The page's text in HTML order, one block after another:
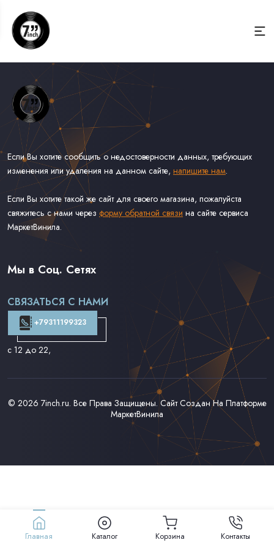
Если Вы хотите сообщить о недостоверности данных, требующих
изменения или удаления на данном сайте, напишите нам.
Если Вы хотите такой же сайт для своего магазина, пожалуйста
свяжитесь с нами через форму обратной связи на сайте сервиса
МаркетВинила.
Весь Каталог Винила на 7''
Рок на 7''
Доставка и Оплата
Контакты
Мы в Соц. Сетях
СВЯЗАТЬСЯ С НАМИ
+79311199323
с 12 до 22,
© 2026 7inch.ru. Все Права Защищены. Сайт Создан На Платформе
МаркетВинила
Главная Каталог Корзина Контакты